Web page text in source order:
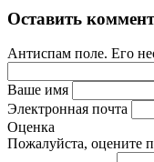
Оставить
Антиспам поле. Его
Ваше имя
Электронная почта
Оценка
Пожалуйста, оцените